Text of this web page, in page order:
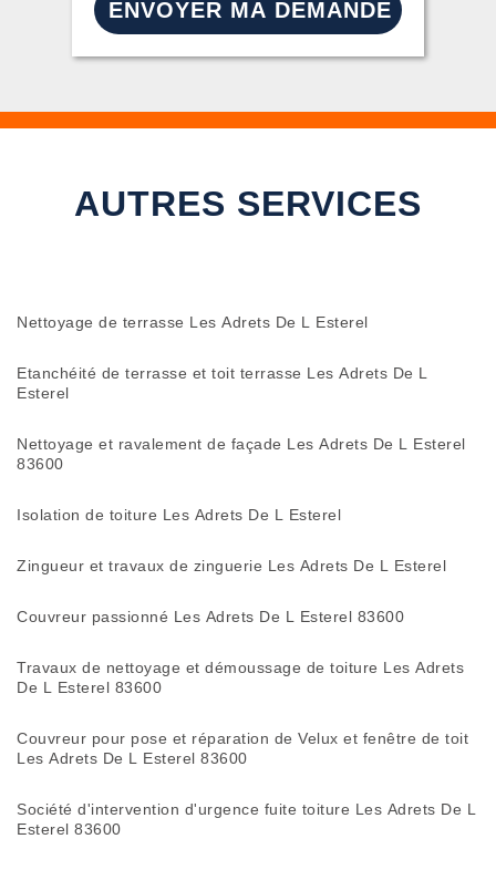
AUTRES SERVICES
Nettoyage de terrasse Les Adrets De L Esterel
Etanchéité de terrasse et toit terrasse Les Adrets De L
Esterel
Nettoyage et ravalement de façade Les Adrets De L Esterel
83600
Isolation de toiture Les Adrets De L Esterel
Zingueur et travaux de zinguerie Les Adrets De L Esterel
Couvreur passionné Les Adrets De L Esterel 83600
Travaux de nettoyage et démoussage de toiture Les Adrets
De L Esterel 83600
Couvreur pour pose et réparation de Velux et fenêtre de toit
Les Adrets De L Esterel 83600
Société d'intervention d'urgence fuite toiture Les Adrets De L
Esterel 83600